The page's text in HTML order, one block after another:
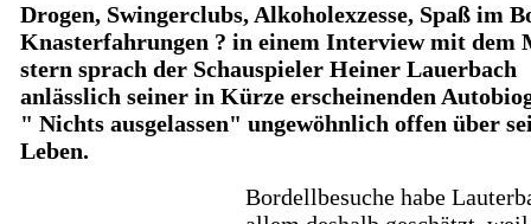
Drogen, Swingerclubs, Alkoholexzesse, Spaß im
Knasterfahrungen ? in einem Interview mit dem
stern sprach der Schauspieler Heiner Lauerbach
anlässlich seiner in Kürze erscheinenden
" Nichts ausgelassen" ungewöhnlich offen über
Leben.
Bordellbesuche habe